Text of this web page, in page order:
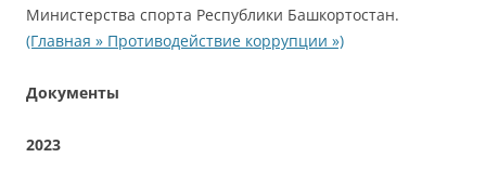
Министерства спорта Республики Башкортостан.
(Главная » Противодействие коррупции »)
Документы
2023